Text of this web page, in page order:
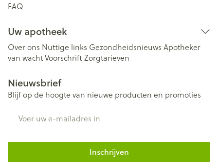
FAQ
Uw apotheek
Over ons Nuttige links Gezondheidsnieuws Apotheker
van wachtVoorschriftZorgtarieven
Nieuwsbrief
Blijf op de hoogte van nieuwe producten en promoties
Inschrijven